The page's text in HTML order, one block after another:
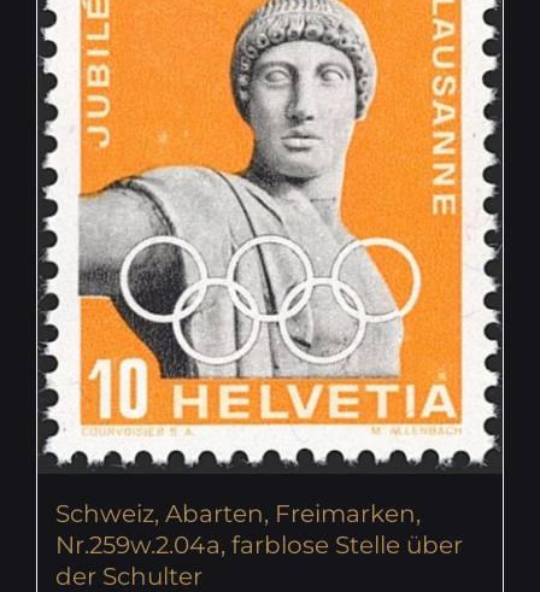
Schweiz, Abarten, Freimarken,
Nr.259w.2.04a, farblose Stelle über
der Schulter